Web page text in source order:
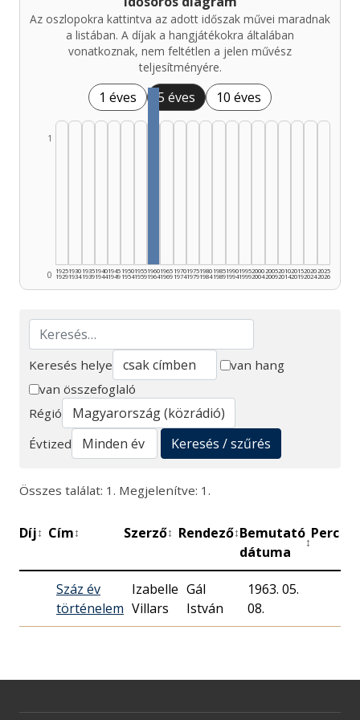
Az oszlopokra kattintva az adott időszak művei maradnak
a listában. A díjak a hangjátékokra általában
vonatkoznak, nem feltétlen a jelen művész
teljesítményére.
1 éves 5 éves 10 éves
0
1
1925
1929
1930
1934
1935
1939
1940
1944
1945
1949
1950
1954
1955
1959
1960
1964
1965
1969
1970
1974
1975
1979
1980
1984
1985
1989
1990
1994
1995
1999
2000
2004
2005
2009
2010
2014
2015
2019
2020
2024
2025
2026
Keresés
Keresés helye
van hang
van összefoglaló
Régió
Évtized
Keresés / szűrés
Összes találat: 1. Megjelenítve: 1.
Díj↕ Cím↕ Szerző↕ Rendező↕Bemutató
dátuma
↕
Perc
Száz év
történelem
Izabelle
Villars
Gál
István
1963. 05.
08.